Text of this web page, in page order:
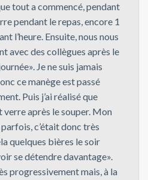
tout a commencé, pendant
pendant le repas, encore 1
l’heure. Ensuite, nous nous
avec des collègues après le
Je ne suis jamais
ce manège est passé
Puis j’ai réalisé que
verre après le souper. Mon
c’était donc très
quelques bières le soir
se détendre davantage».
progressivement mais, à la